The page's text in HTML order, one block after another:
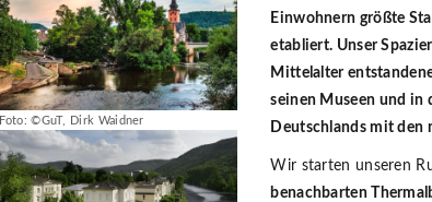
Foto: ©GuT, Dirk Waidner
Einwohnern größte
etabliert. Unser
Mittelalter
seinen Museen und in
Deutschlands mit den
Wir starten unseren
benachbarten